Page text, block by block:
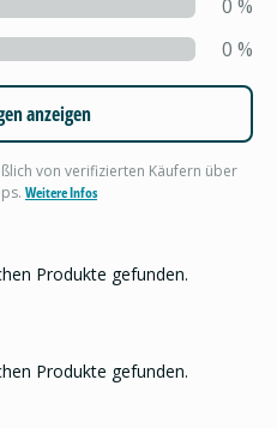
0 %
0 %
anzeigen
von verifizierten Käufern über
Weitere Infos
Produkte gefunden.
Produkte gefunden.